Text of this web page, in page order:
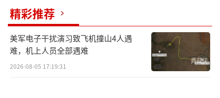
精彩推荐
美军电子干扰演习致飞机撞山4人遇
难，机上人员全部遇难
2026-08-05 17:19:31